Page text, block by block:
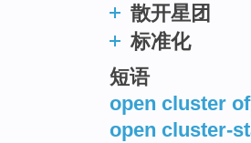
散开星团
标准化
短语
open cluster
open cluster-